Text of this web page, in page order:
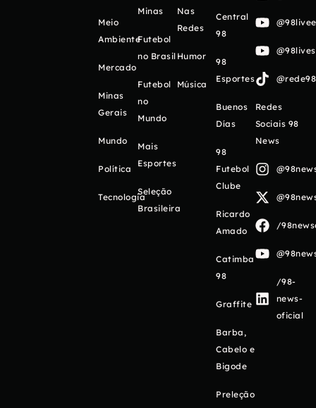
Meio
Ambiente
Mercado
Minas
Gerais
Mundo
Política
Tecnologia
Minas
Futebol
no Brasil
Futebol
no
Mundo
Mais
Esportes
Seleção
Brasileira
Nas
Redes
Humor
Música
Central
98
98
Esportes
Buenos
Días
98
Futebol
Clube
Ricardo
Amado
Catimba
98
Graffite
Barba,
Cabelo e
Bigode
Preleção
Redes
Sociais 98
News
/
/98-
news-
oficial